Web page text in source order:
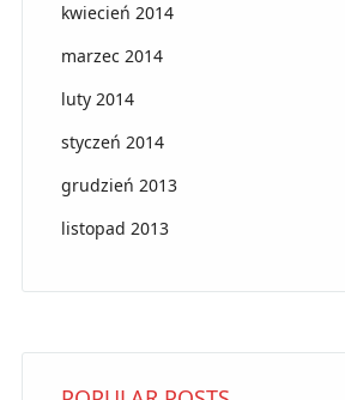
kwiecień 2014
marzec 2014
luty 2014
styczeń 2014
grudzień 2013
listopad 2013